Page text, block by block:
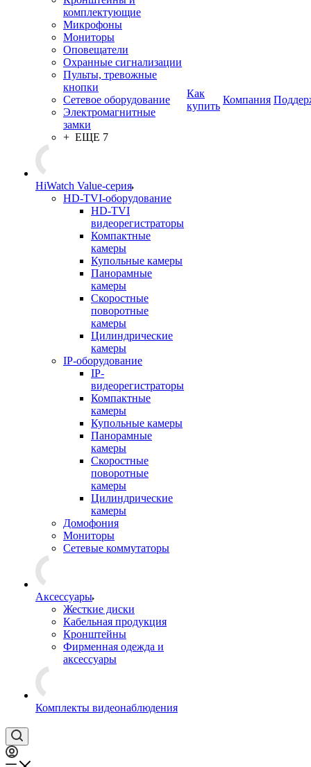
комплектующие
Микрофоны
Мониторы
Оповещатели
Охранные сигнализации
Пульты, тревожные
кнопки
Сетевое оборудование
Электромагнитные
замки
+ ЕЩЕ 7
HiWatch Value-серия
HD-TVI-оборудование
HD-TVI
видеорегистраторы
Компактные
камеры
Купольные камеры
Панорамные
камеры
Скоростные
поворотные
камеры
Цилиндрические
камеры
IP-оборудование
IP-
видеорегистраторы
Компактные
камеры
Купольные камеры
Панорамные
камеры
Скоростные
поворотные
камеры
Цилиндрические
камеры
Домофония
Мониторы
Сетевые коммутаторы
Аксессуары
Жесткие диски
Кабельная продукция
Кронштейны
Фирменная одежда и
аксессуары
Комплекты видеонаблюдения
Как
купить
Компания